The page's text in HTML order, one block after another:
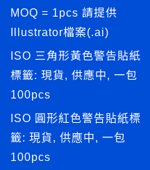
MOQ = 1pcs 請提供
Illustrator檔案(.ai)
ISO 三角形黃色警告貼紙
標籤: 現貨, 供應中, 一包
100pcs
ISO 圓形紅色警告貼紙標
籤: 現貨, 供應中, 一包
100pcs